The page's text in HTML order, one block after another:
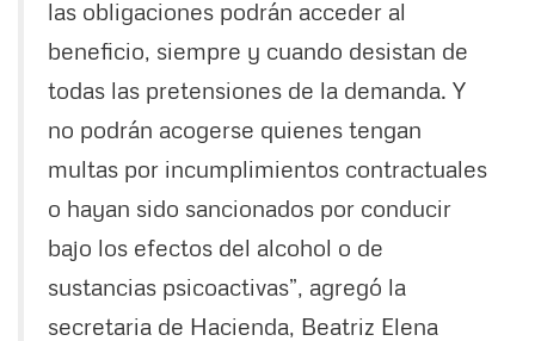
las obligaciones podrán acceder al
beneficio, siempre y cuando desistan de
todas las pretensiones de la demanda. Y
no podrán acogerse quienes tengan
multas por incumplimientos contractuales
o hayan sido sancionados por conducir
bajo los efectos del alcohol o de
sustancias psicoactivas”, agregó la
secretaria de Hacienda, Beatriz Elena